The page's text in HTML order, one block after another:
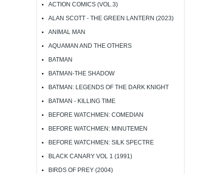
ACTION COMICS (VOL.3)
ALAN SCOTT - THE GREEN LANTERN (2023)
ANIMAL MAN
AQUAMAN AND THE OTHERS
BATMAN
BATMAN-THE SHADOW
BATMAN: LEGENDS OF THE DARK KNIGHT
BATMAN - KILLING TIME
BEFORE WATCHMEN: COMEDIAN
BEFORE WATCHMEN: MINUTEMEN
BEFORE WATCHMEN: SILK SPECTRE
BLACK CANARY VOL 1 (1991)
BIRDS OF PREY (2004)